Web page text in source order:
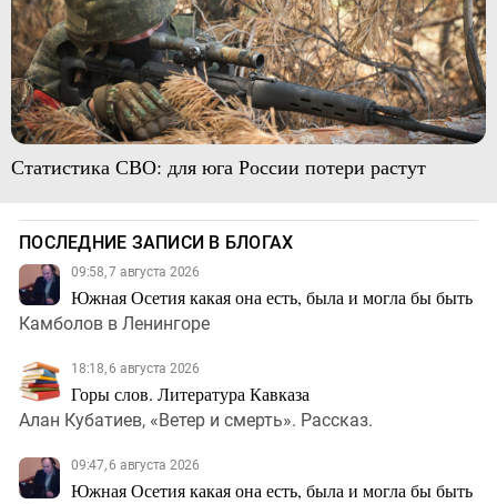
Статистика СВО: для юга России потери растут
ПОСЛЕДНИЕ ЗАПИСИ В БЛОГАХ
09:58, 7 августа 2026
Южная Осетия какая она есть, была и могла бы быть
Камболов в Ленингоре
18:18, 6 августа 2026
Горы слов. Литература Кавказа
Алан Кубатиев, «Ветер и смерть». Рассказ.
09:47, 6 августа 2026
Южная Осетия какая она есть, была и могла бы быть